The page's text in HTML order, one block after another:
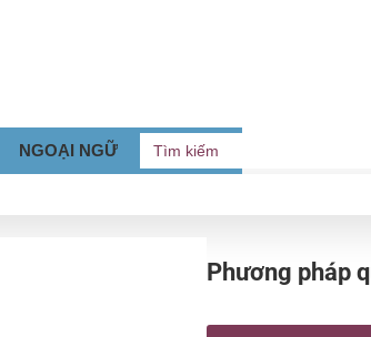
NGOẠI NGỮ
Tìm
Phương pháp